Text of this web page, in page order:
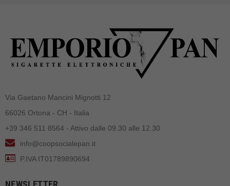
Via Gaetano Mancini Mignotti 12
66026 Ortona - CH - Italia
+39 346 511 8564 - Attivo dalle 09.30 alle 12.30
info@coopsocialepan.it
P.IVA IT01789890694